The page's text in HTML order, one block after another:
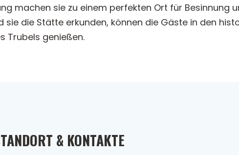
machen sie zu einem perfekten Ort für Besinnung
sie die Stätte erkunden, können die Gäste in den
Trubels genießen.
& KONTAKTE